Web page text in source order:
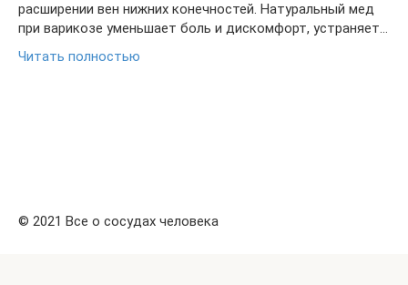
расширении вен нижних конечностей. Натуральный мед
при варикозе уменьшает боль и дискомфорт, устраняет…
Читать полностью
© 2021 Все о сосудах человека